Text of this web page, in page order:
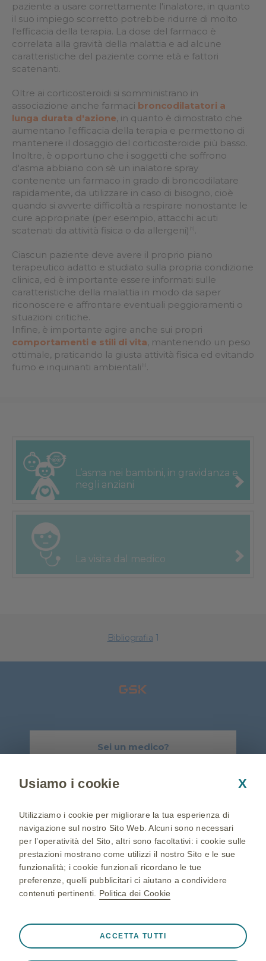
paziente a usare correttamente l'inalatore, in quanto
il suo impiego scorretto potrebbe ridurre di molto
l'efficacia della terapia. La dose del farmaco è
correlata alla gravità della malattia e ad alcune
caratteristiche del paziente come età e fattori
scatenanti.
Oltre ai corticosteroidi si somministrano in
associazione anche farmaci broncodilatatori a
lunga durata d'azione, in quanto è dimostrato che
aumentano l'efficacia della terapia e permettono di
mantenere il dosaggio del corticosteroide più basso.
Inoltre, è opportuno che i soggetti che soffrono
d'asma abbiano con sè un inalatore spray
contenente un farmaco in grado di broncodilatare
rapidamente, da utilizzare in caso di bisogno, cioè
quando si avverte difficoltà a respirare nonostante le
cure appropriate (per esempio, attacchi acuti
scatenati da attività fisica o da allergeni)
(1) .
Ciascun paziente deve avere il proprio piano
terapeutico adatto e studiato sulla propria condizione
clinica, ed è importante essere informati sulle
caratteristiche della malattia in modo da saper
riconoscere e affrontare eventuali peggioramenti o
situazioni critiche.
Infine, è importante agire anche sui propri
comportamenti e stili di vita, mantenendo un peso
ottimale, praticando la giusta attività fisica ed evitando
fumo e inquinanti ambientali (1) .
L’asma nei bambini, in gravidanza e
negli anziani
La visita dal medico
Bibliografia 1
Sei un medico?
Cookie Policy Condizioni di utilizzo
Accessibilità
© 2026 GSK group of companies. All Rights Reserved.
GlaxoSmithKline S.p.A. unipersonale con sede in Viale dell'Agricoltura, 7,
Verona - società sottoposta all'attività di direzione e coordinamento di GSK
plc - Reg. Imprese di Verona, codice fiscale e partita IVA n. 00212840235 -
applicazione degli artt. 119-120 del D.Lvo n. 219/06. Le informazioni riportate
non sostituiscono il parere del proprio medico di fiducia al quale ci si deve
sempre rivolgere.
Usiamo i cookie X
Utilizziamo i cookie per migliorare la tua esperienza di
navigazione sul nostro Sito Web. Alcuni sono necessari
per l’operatività del Sito, altri sono facoltativi: i cookie sulle
prestazioni mostrano come utilizzi il nostro Sito e le sue
funzionalità; i cookie funzionali ricordano le tue
preferenze, quelli pubblicitari ci aiutano a condividere
contenuti pertinenti. Politica dei Cookie
❮
ACCETTA TUTTI